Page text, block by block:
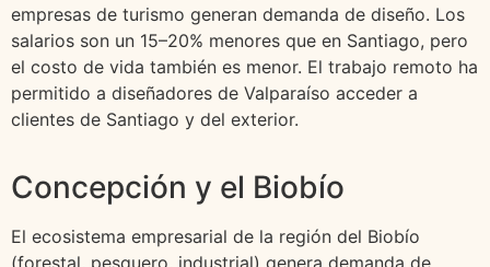
empresas de turismo generan demanda de diseño. Los
salarios son un 15–20% menores que en Santiago, pero
el costo de vida también es menor. El trabajo remoto ha
permitido a diseñadores de Valparaíso acceder a
clientes de Santiago y del exterior.
Concepción y el Biobío
El ecosistema empresarial de la región del Biobío
(forestal, pesquero, industrial) genera demanda de